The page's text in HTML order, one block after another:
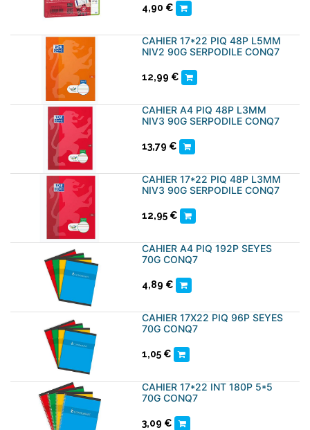
4,90 €
CAHIER 17*22 PIQ 48P L5MM
NIV2 90G SERPODILE CONQ7
12,99 €
CAHIER A4 PIQ 48P L3MM
NIV3 90G SERPODILE CONQ7
13,79 €
CAHIER 17*22 PIQ 48P L3MM
NIV3 90G SERPODILE CONQ7
12,95 €
CAHIER A4 PIQ 192P SEYES
70G CONQ7
4,89 €
CAHIER 17X22 PIQ 96P SEYES
70G CONQ7
1,05 €
CAHIER 17*22 INT 180P 5*5
70G CONQ7
3,09 €